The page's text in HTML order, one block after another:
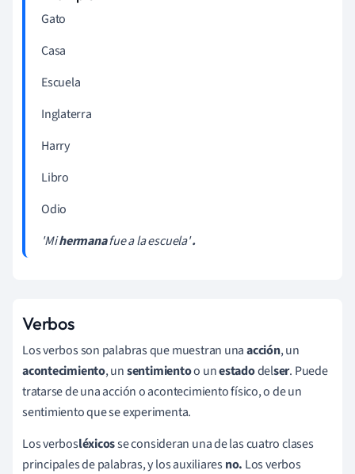
Gato
Casa
Escuela
Inglaterra
Harry
Libro
Odio
'Mihermanafue a la escuela'.
Verbos
Los verbos son palabras que muestran unaacción, un
acontecimiento, unsentimientoo unestadodelser. Puede
tratarse de una acción o acontecimiento físico, o de un
sentimiento que se experimenta.
Los verbosléxicosse consideran una de las cuatro clases
principales de palabras, y los auxiliaresno. Los verbos